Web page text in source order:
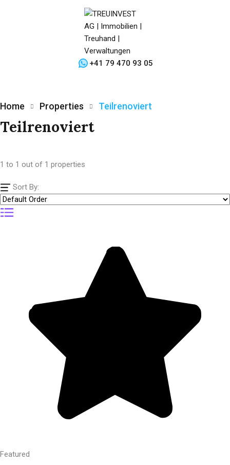
+41 79 470 93 05
Home Properties Teilrenoviert
Teilrenoviert
1 to 1 out of 1 properties
Sort By:
Featured